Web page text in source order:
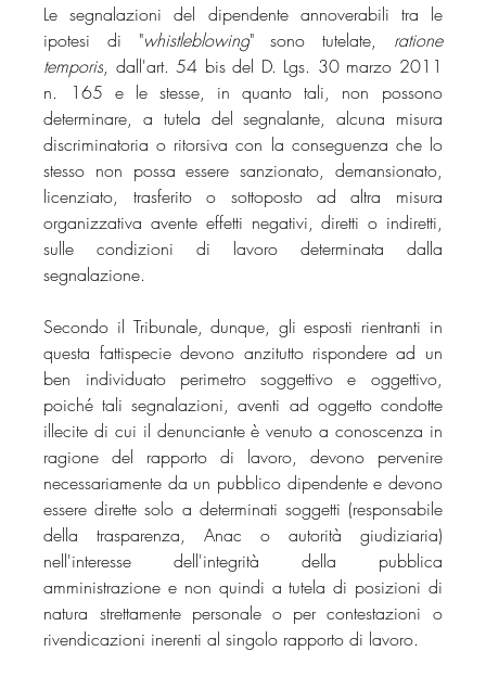
Le segnalazioni del dipendente annoverabili tra le
ipotesi di "whistleblowing" sono tutelate, ratione
temporis, dall'art. 54 bis del D. Lgs. 30 marzo 2011
n. 165 e le stesse, in quanto tali, non possono
determinare, a tutela del segnalante, alcuna misura
discriminatoria o ritorsiva con la conseguenza che lo
stesso non possa essere sanzionato, demansionato,
licenziato, trasferito o sottoposto ad altra misura
organizzativa avente effetti negativi, diretti o indiretti,
sulle condizioni di lavoro determinata dalla
segnalazione.
Secondo il Tribunale, dunque, gli esposti rientranti in
questa fattispecie devono anzitutto rispondere ad un
ben individuato perimetro soggettivo e oggettivo,
poiché tali segnalazioni, aventi ad oggetto condotte
illecite di cui il denunciante è venuto a conoscenza in
ragione del rapporto di lavoro, devono pervenire
necessariamente da un pubblico dipendente e devono
essere dirette solo a determinati soggetti (responsabile
della trasparenza, Anac o autorità giudiziaria)
nell'interesse dell'integrità della pubblica
amministrazione e non quindi a tutela di posizioni di
natura strettamente personale o per contestazioni o
rivendicazioni inerenti al singolo rapporto di lavoro.